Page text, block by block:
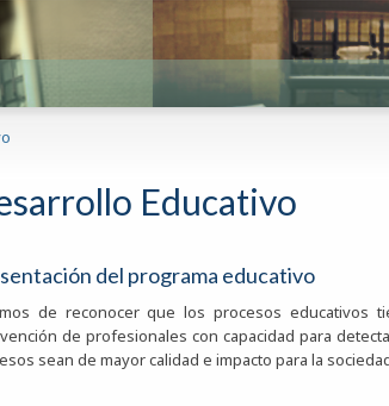
Educativo
del programa educativo
de reconocer que los procesos educativos
de profesionales con capacidad para
sean de mayor calidad e impacto para la